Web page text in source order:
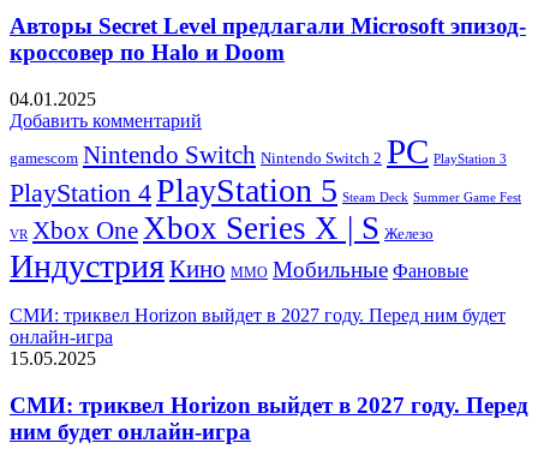
Авторы Secret Level предлагали Microsoft эпизод-
кроссовер по Halo и Doom
04.01.2025
Добавить комментарий
gamescom Nintendo Switch Nintendo Switch 2 PC PlayStation 3
PlayStation 4PlayStation 5 Steam Deck Summer Game Fest
VR Xbox OneXbox Series X | S Железо
ИндустрияКино ММО Мобильные Фановые
СМИ: триквел Horizon выйдет в 2027 году. Перед ним будет
онлайн-игра
15.05.2025
СМИ: триквел Horizon выйдет в 2027 году. Перед
ним будет онлайн-игра